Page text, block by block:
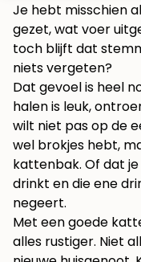
Je hebt misschien
gezet, wat voer
toch blijft dat
niets vergeten?
Dat gevoel is heel
halen is leuk,
wilt niet pas op de
wel brokjes hebt,
kattenbak. Of dat
drinkt en die ene
negeert.
Met een goede
alles rustiger. Niet